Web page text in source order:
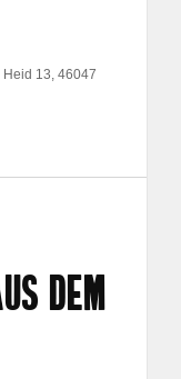
Heid 13, 46047
DEM